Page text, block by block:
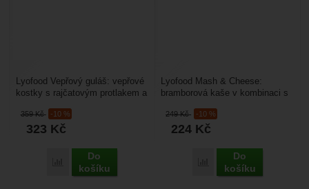
359Kč -10 %
323 Kč
Přidat 'Lyofood Vepřový guláš' k porovnání
Do
košíku
Lyofood Vepřový guláš: vepřové
kostky s rajčatovým protlakem a
cestách,...
249Kč -10 %
224 Kč
Přidat 'Lyofood Mash
Do
košíku
Lyofood Mash & Cheese:
bramborová kaše v kombinaci s
sýrů spolu s ručně...